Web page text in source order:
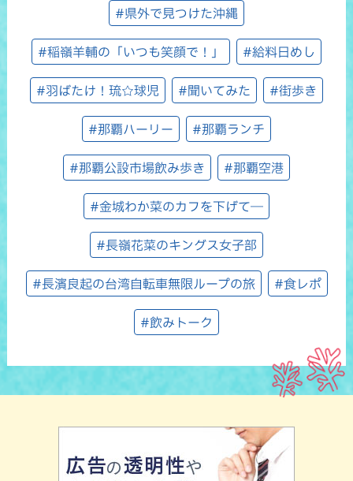
#県外で見つけた沖縄
#稲嶺羊輔の「いつも笑顔で！」 #給料日めし
#羽ばたけ！琉☆球児 #聞いてみた #街歩き
#那覇ハーリー #那覇ランチ
#那覇公設市場飲み歩き #那覇空港
#金城わか菜のカフを下げて―
#長嶺花菜のキングス女子部
#長濱良起の台湾自転車無限ループの旅 #食レポ
#飲みトーク